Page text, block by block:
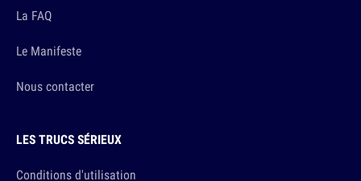
La FAQ
Le Manifeste
Nous contacter
LES TRUCS SÉRIEUX
Conditions d'utilisation